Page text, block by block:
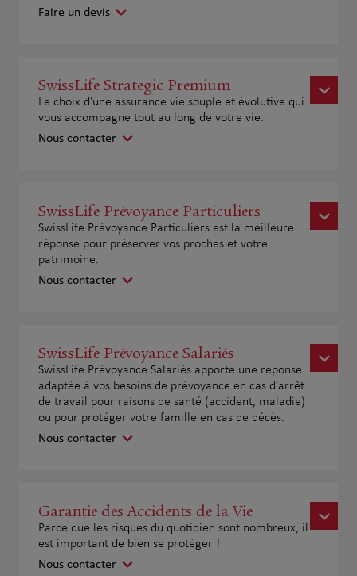
Faire un devis
SwissLife Strategic Premium
Le choix d'une assurance vie souple et évolutive qui
vous accompagne tout au long de votre vie.
Nous contacter
SwissLife Prévoyance Particuliers
SwissLife Prévoyance Particuliers est la meilleure
réponse pour préserver vos proches et votre
patrimoine.
Nous contacter
SwissLife Prévoyance Salariés
SwissLife Prévoyance Salariés apporte une réponse
adaptée à vos besoins de prévoyance en cas d'arrêt
de travail pour raisons de santé (accident, maladie)
ou pour protéger votre famille en cas de décès.
Nous contacter
Garantie des Accidents de la Vie
Parce que les risques du quotidien sont nombreux, il
est important de bien se protéger !
Nous contacter